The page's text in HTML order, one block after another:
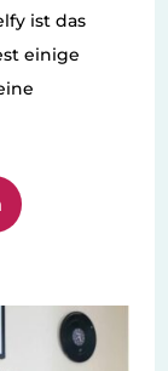
ist das
einige